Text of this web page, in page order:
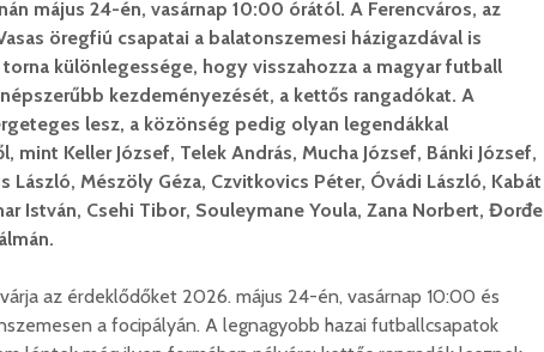
május 24-én, vasárnap 10:00 órától. A Ferencváros, az
öregfiú csapatai a balatonszemesi házigazdával is
különlegessége, hogy visszahozza a magyar futball
kezdeményezését, a kettős rangadókat. A
lesz, a közönség pedig olyan legendákkal
mint Keller József, Telek András, Mucha József, Bánki József,
László, Mészöly Géza, Czvitkovics Péter, Óvádi László, Kabát
István, Csehi Tibor, Souleymane Youla, Zana Norbert, Đorđe
az érdeklődőket 2026. május 24-én, vasárnap 10:00 és
a focipályán. A legnagyobb hazai futballcsapatok